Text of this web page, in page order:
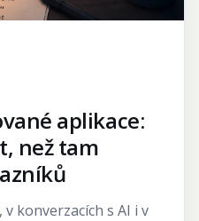
aplikace:
než tam
konverzacích s AI i v